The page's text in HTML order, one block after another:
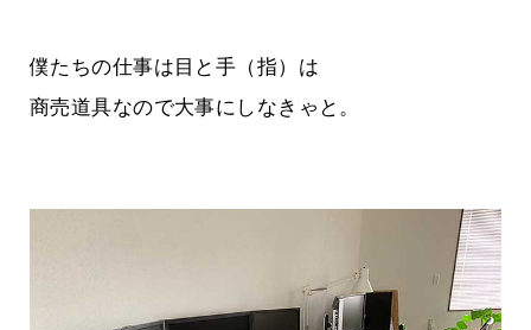
僕たちの仕事は目と手（指）は
商売道具なので大事にしなきゃと。